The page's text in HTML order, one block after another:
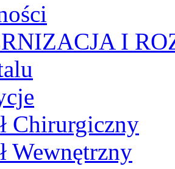
I
Chirurgiczny
Wewnętrzny